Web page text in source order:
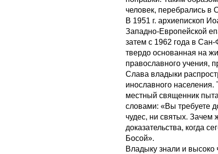
человек, перебрались
В 1951 г. архиепископ
Западно-Европейской
затем с 1962 года в Сан-
твердо основанная на
православного учения,
Слава владыки
инославного населения.
местный священник
словами: «Вы требуете
чудес, ни святых. Зачем
доказательства, когда
Босой».
Владыку знали и